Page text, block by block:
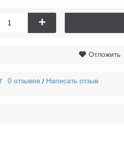
+
Отложить
0 отзывов / Написать отзыв